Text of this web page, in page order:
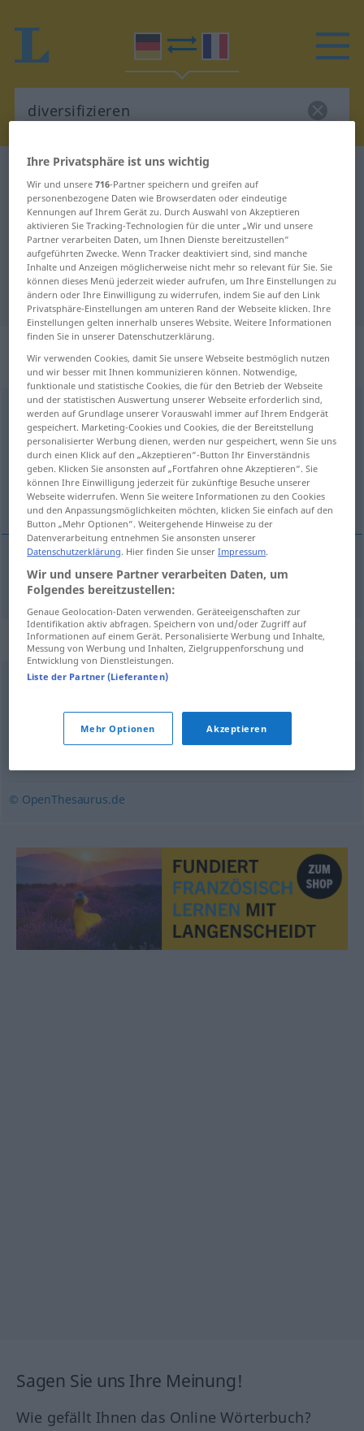
Deutsch-Französisch Wörterbuch
Deutsch-Französisch Übersetzung
für "diversifizieren"
"diversifizieren" Französisch
Übersetzung
„diversifizieren“: transitives Verb |
intransitives Verb
diversifizierenv/t& v/i <sans ge>
Übersicht aller Übersetzungen
(Für mehr Details die Übersetzung anklicken/antippen)
diversifier
diversifier diversifizieren WIRTSCH
Synonyme für "diversifizieren"
abwandeln
© OpenThesaurus.de
Sagen Sie uns Ihre Meinung!
Wie gefällt Ihnen das Online Wörterbuch?
Ihre Privatsphäre ist uns wichtig
Wir und unsere716-Partner speichern und greifen auf
personenbezogene Daten wie Browserdaten oder eindeutige
Kennungen auf Ihrem Gerät zu. Durch Auswahl von Akzeptieren
aktivieren Sie Tracking-Technologien für die unter „Wir und unsere
Partner verarbeiten Daten, um Ihnen Dienste bereitzustellen“
aufgeführten Zwecke. Wenn Tracker deaktiviert sind, sind manche
Inhalte und Anzeigen möglicherweise nicht mehr so relevant für Sie. Sie
können dieses Menü jederzeit wieder aufrufen, um Ihre Einstellungen zu
ändern oder Ihre Einwilligung zu widerrufen, indem Sie auf den Link
Privatsphäre-Einstellungen am unteren Rand der Webseite klicken. Ihre
Einstellungen gelten innerhalb unseres Website. Weitere Informationen
finden Sie in unserer Datenschutzerklärung.
Wir verwenden Cookies, damit Sie unsere Webseite bestmöglich nutzen
und wir besser mit Ihnen kommunizieren können. Notwendige,
funktionale und statistische Cookies, die für den Betrieb der Webseite
und der statistischen Auswertung unserer Webseite erforderlich sind,
werden auf Grundlage unserer Vorauswahl immer auf Ihrem Endgerät
gespeichert. Marketing-Cookies und Cookies, die der Bereitstellung
personalisierter Werbung dienen, werden nur gespeichert, wenn Sie uns
durch einen Klick auf den „Akzeptieren“-Button Ihr Einverständnis
geben. Klicken Sie ansonsten auf „Fortfahren ohne Akzeptieren“. Sie
können Ihre Einwilligung jederzeit für zukünftige Besuche unserer
Webseite widerrufen. Wenn Sie weitere Informationen zu den Cookies
und den Anpassungsmöglichkeiten möchten, klicken Sie einfach auf den
Button „Mehr Optionen“. Weitergehende Hinweise zu der
Datenverarbeitung entnehmen Sie ansonsten unserer
Datenschutzerklärung. Hier finden Sie unserImpressum.
Wir und unsere Partner verarbeiten Daten, um
Folgendes bereitzustellen:
Genaue Geolocation-Daten verwenden. Geräteeigenschaften zur
Identifikation aktiv abfragen. Speichern von und/oder Zugriff auf
Informationen auf einem Gerät. Personalisierte Werbung und Inhalte,
Messung von Werbung und Inhalten, Zielgruppenforschung und
Entwicklung von Dienstleistungen.
Liste der Partner (Lieferanten)
Mehr Optionen Akzeptieren